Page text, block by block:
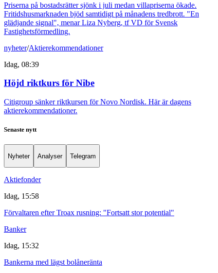
Priserna på bostadsrätter sjönk i juli medan villapriserna ökade.
Fritidshusmarknaden bjöd samtidigt på månadens tredbrott. "En
glädjande signal", menar Liza Nyberg, tf VD för Svensk
Fastighetsförmedling.
nyheter/Aktierekommendationer
Idag, 08:39
Höjd riktkurs för Nibe
Citigroup sänker riktkursen för Novo Nordisk. Här är dagens
aktierekommendationer.
Senaste nytt
Nyheter Analyser Telegram
Aktiefonder
Idag, 15:58
Förvaltaren efter Troax rusning: "Fortsatt stor potential"
Banker
Idag, 15:32
Bankerna med lägst bolåneränta